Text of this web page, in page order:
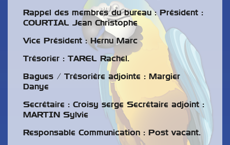
Rappel des membres du bureau : Président :
COURTIAL Jean Christophe
Vice Président : Hernu Marc
Trésorier : TAREL Rachel.
Bagues / Trésorière adjointe : Margier
Danye
Secrétaire : Croisy serge Secrétaire adjoint :
MARTIN Sylvie
Responsable Communication : Post vacant.